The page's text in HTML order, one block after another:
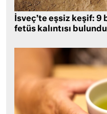
İsveç’te eşsiz keşif: 9
fetüs kalıntısı bulundu